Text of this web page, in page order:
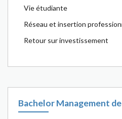
Vie étudiante
Réseau et insertion
Retour sur investissement
Bachelor Management